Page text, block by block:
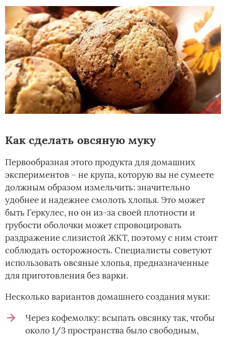
Как сделать овсяную муку
Первообразная этого продукта для домашних
экспериментов – не крупа, которую вы не сумеете
должным образом измельчить: значительно
удобнее и надежнее смолоть хлопья. Это может
быть Геркулес, но он из-за своей плотности и
грубости оболочки может спровоцировать
раздражение слизистой ЖКТ, поэтому с ним стоит
соблюдать осторожность. Специалисты советуют
использовать овсяные хлопья, предназначенные
для приготовления без варки.
Несколько вариантов домашнего создания муки:
Через кофемолку: всыпать овсянку так, чтобы
около 1/3 пространства было свободным,